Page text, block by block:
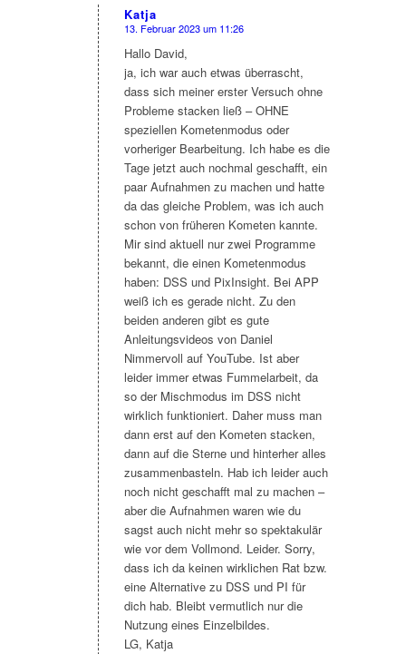
Katja
sagte:
13. Februar 2023 um 11:26
Hallo David,
ja, ich war auch etwas überrascht,
dass sich meiner erster Versuch ohne
Probleme stacken ließ – OHNE
speziellen Kometenmodus oder
vorheriger Bearbeitung. Ich habe es die
Tage jetzt auch nochmal geschafft, ein
paar Aufnahmen zu machen und hatte
da das gleiche Problem, was ich auch
schon von früheren Kometen kannte.
Mir sind aktuell nur zwei Programme
bekannt, die einen Kometenmodus
haben: DSS und PixInsight. Bei APP
weiß ich es gerade nicht. Zu den
beiden anderen gibt es gute
Anleitungsvideos von Daniel
Nimmervoll auf YouTube. Ist aber
leider immer etwas Fummelarbeit, da
so der Mischmodus im DSS nicht
wirklich funktioniert. Daher muss man
dann erst auf den Kometen stacken,
dann auf die Sterne und hinterher alles
zusammenbasteln. Hab ich leider auch
noch nicht geschafft mal zu machen –
aber die Aufnahmen waren wie du
sagst auch nicht mehr so spektakulär
wie vor dem Vollmond. Leider. Sorry,
dass ich da keinen wirklichen Rat bzw.
eine Alternative zu DSS und PI für
dich hab. Bleibt vermutlich nur die
Nutzung eines Einzelbildes.
LG, Katja